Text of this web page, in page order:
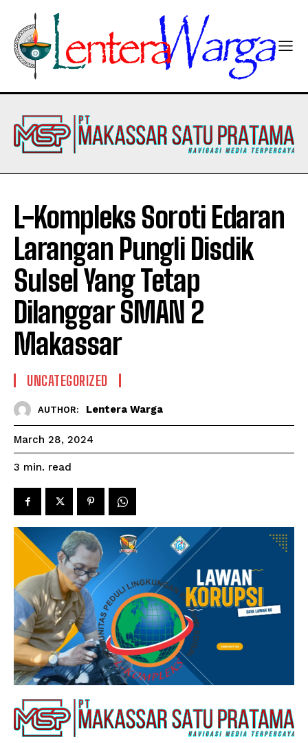
L-Kompleks Soroti Edaran
Larangan Pungli Disdik
Sulsel Yang Tetap
Dilanggar SMAN 2
Makassar
UNCATEGORIZED
AUTHOR: Lentera Warga
March 28, 2024
3 min. read